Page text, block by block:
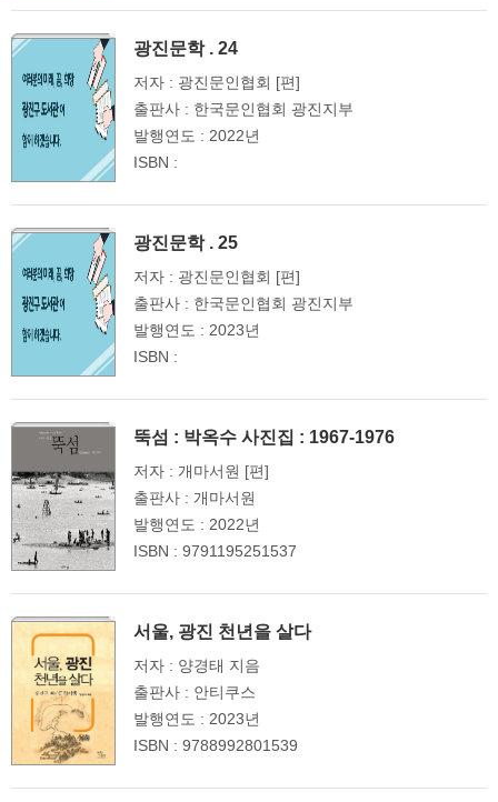
광진문학 . 24
저자 : 광진문인협회 [편]
출판사 : 한국문인협회 광진지부
발행연도 : 2022년
ISBN :
광진문학 . 25
저자 : 광진문인협회 [편]
출판사 : 한국문인협회 광진지부
발행연도 : 2023년
ISBN :
뚝섬 : 박옥수 사진집 : 1967-1976
저자 : 개마서원 [편]
출판사 : 개마서원
발행연도 : 2022년
ISBN : 9791195251537
서울, 광진 천년을 살다
저자 : 양경태 지음
출판사 : 안티쿠스
발행연도 : 2023년
ISBN : 9788992801539